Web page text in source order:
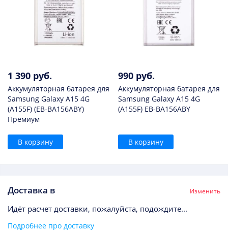
1 390 руб.
Аккумуляторная батарея для
Samsung Galaxy A15 4G
(A155F) (EB-BA156ABY)
Премиум
В корзину
990 руб.
Аккумуляторная батарея для
Samsung Galaxy A15 4G
(A155F) EB-BA156ABY
В корзину
Доставка в Изменить
Идёт расчет доставки, пожалуйста, подождите...
Подробнее про доставку